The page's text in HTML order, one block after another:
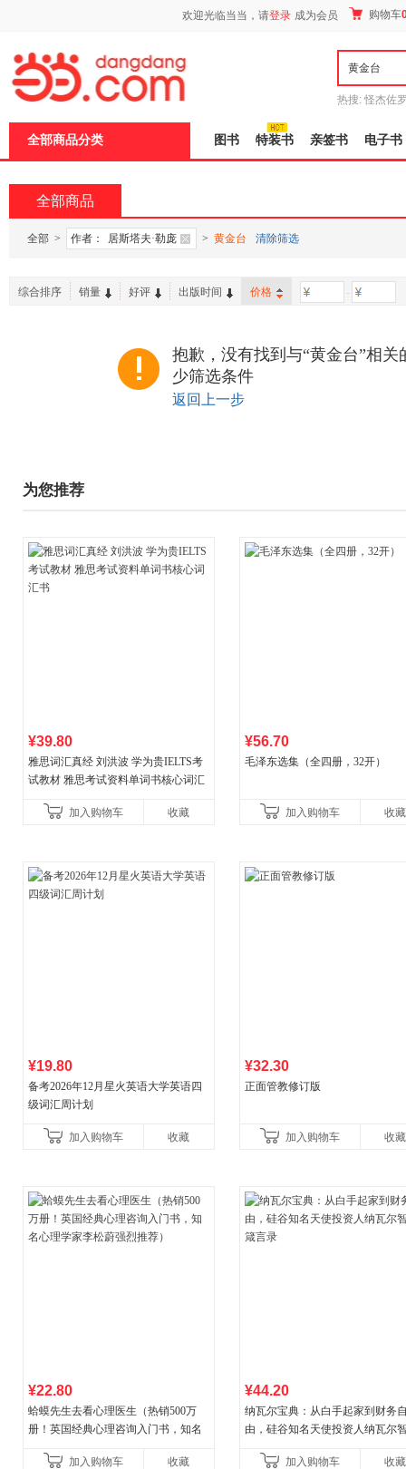
欢迎光临当当，请登录 成为会员 购物车
热搜: 怪杰佐
全部商品分类 图书 特装书 亲签书 电子书
全部商品
全部 > 作者： 居斯塔夫·勒庞 > 黄金台 清除筛选
综合排序 销量 好评 出版时间 价格 -
抱歉，没有找到与“黄金台”相
少筛选条件
返回上一步
为您推荐
¥39.80
雅思词汇真经 刘洪波 学为贵IELTS考
试教材 雅思考试资料单词书核心词汇
加入购物车
收藏
¥56.70
毛泽东选集（全四册，32开）
加入购物车 收藏
¥19.80
备考2026年12月星火英语大学英语四
级词汇周计划
加入购物车 收藏
¥32.30
正面管教修订版
加入购物车 收藏
¥22.80
蛤蟆先生去看心理医生（热销500万
册！英国经典心理咨询入门书，知名
加入购物车
收藏
¥44.20
纳瓦尔宝典：从白手起家到财务
由，硅谷知名天使投资人纳瓦尔
加入购物车
收藏
页
加